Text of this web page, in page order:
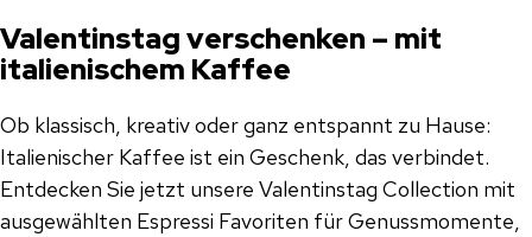
Valentinstag verschenken – mit
italienischem Kaffee
Ob klassisch, kreativ oder ganz entspannt zu Hause:
Italienischer Kaffee ist ein Geschenk, das verbindet.
Entdecken Sie jetzt unsere Valentinstag Collection mit
ausgewählten Espressi Favoriten für Genussmomente,